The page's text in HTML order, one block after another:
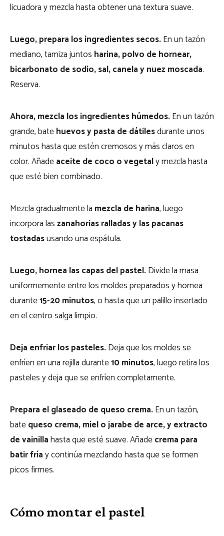
licuadora y mezcla hasta obtener una textura suave.
Luego, prepara los ingredientes secos.En un tazón
mediano, tamiza juntos harina, polvo de hornear,
bicarbonato de sodio, sal, canela y nuez moscada.
Reserva.
Ahora, mezcla los ingredientes húmedos.En un tazón
grande, batehuevos y pasta de dátilesdurante unos
minutos hasta que estén cremosos y más claros en
color. Añadeaceite de coco o vegetaly mezcla hasta
que esté bien combinado.
Mezcla gradualmente la mezcla de harina, luego
incorpora laszanahorias ralladas y las pacanas
tostadasusando una espátula.
Luego, hornea las capas del pastel.Divide la masa
uniformemente entre los moldes preparados y hornea
durante15-20 minutos, o hasta que un palillo insertado
en el centro salga limpio.
Deja enfriar los pasteles.Deja que los moldes se
enfríen en una rejilla durante10 minutos, luego retira los
pasteles y deja que se enfríen completamente.
Prepara el glaseado de queso crema.En un tazón,
batequeso crema, miel o jarabe de arce, y extracto
de vainillahasta que esté suave. Añadecrema para
batir fríay continúa mezclando hasta que se formen
picos firmes.
Cómo montar el pastel